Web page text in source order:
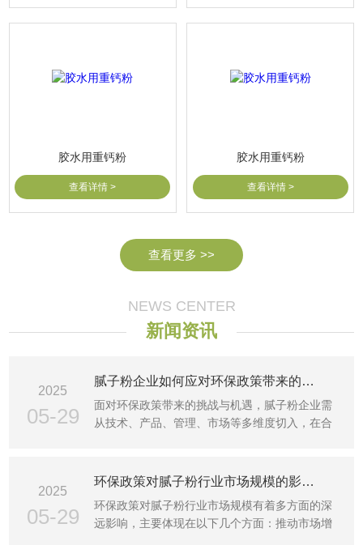
胶水用重钙粉
查看详情 >
胶水用重钙粉
查看详情 >
查看更多 >>
NEWS CENTER
新闻资讯
2025
05-29
腻子粉企业如何应对环保政策带来的挑战和机遇？
面对环保政策带来的挑战与机遇，腻子粉企业需
从技术、产品、管理、市场等多维度切入，在合
2025
05-29
环保政策对腻子粉行业市场规模的影响有多大？
环保政策对腻子粉行业市场规模有着多方面的深
远影响，主要体现在以下几个方面：推动市场增